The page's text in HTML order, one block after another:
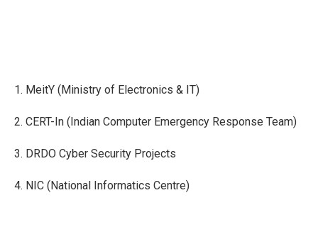
1. MeitY (Ministry of Electronics & IT)
2. CERT-In (Indian Computer Emergency Response Team)
3. DRDO Cyber Security Projects
4. NIC (National Informatics Centre)